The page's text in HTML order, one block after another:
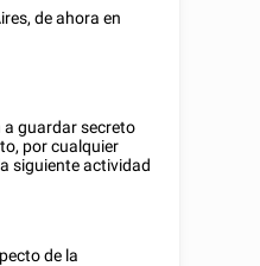
de ahora en
a guardar secreto
por cualquier
siguiente actividad
de la